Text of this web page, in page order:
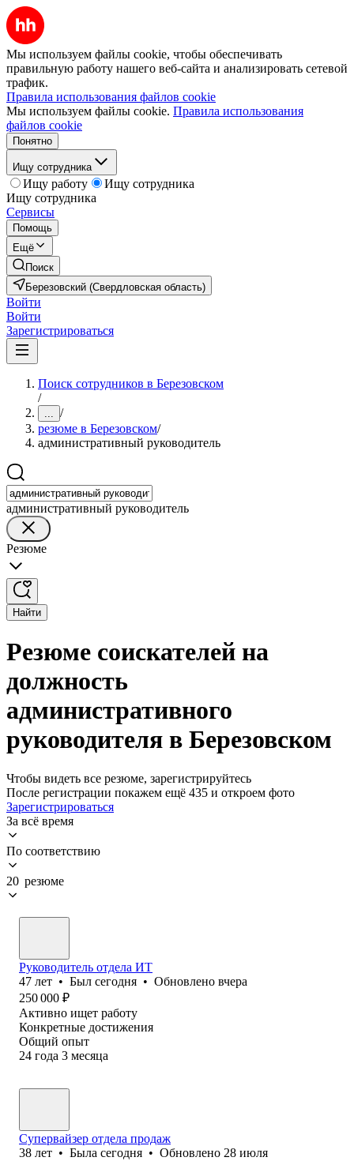
Мы используем файлы cookie, чтобы обеспечивать
правильную работу нашего веб-сайта и анализировать сетевой
трафик.
Правила использования файлов cookie
Мы используем файлы cookie. Правила использования
файлов cookie
Понятно
Ищу сотрудника
Ищу работу
Ищу сотрудника
Ищу сотрудника
Сервисы
Помощь
Ещё
Поиск
Березовский (Свердловская область)
Войти
Войти
Зарегистрироваться
Поиск сотрудников в Березовском
/
... /
резюме в Березовском/
административный руководитель
административный руководитель
Резюме
Найти
Резюме соискателей на
должность
административного
руководителя в Березовском
Чтобы видеть все резюме, зарегистрируйтесь
После регистрации покажем ещё 435 и откроем фото
Зарегистрироваться
За всё время
По соответствию
20 резюме
Руководитель отдела ИТ
47 лет • Был сегодня • Обновлено вчера
250 000 ₽
Активно ищет работу
Конкретные достижения
Общий опыт
24 года 3 месяца
Супервайзер отдела продаж
38 лет • Была сегодня • Обновлено 28 июля